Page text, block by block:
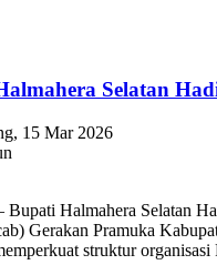
Selatan
15 Mar 2026
Halmahera Selatan
Gerakan Pramuka
struktur